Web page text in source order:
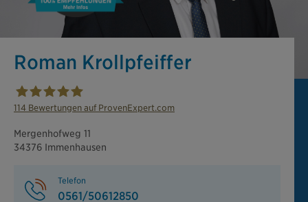
Roman Krollpfeiffer
Roman Krollpfeiffer
114 Bewertungen auf ProvenExpert.com
Mergenhofweg 11
34376 Immenhausen
Telefon
0561/50612850